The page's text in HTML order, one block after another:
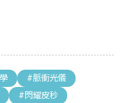
#脈衝光儀
#閃耀皮秒